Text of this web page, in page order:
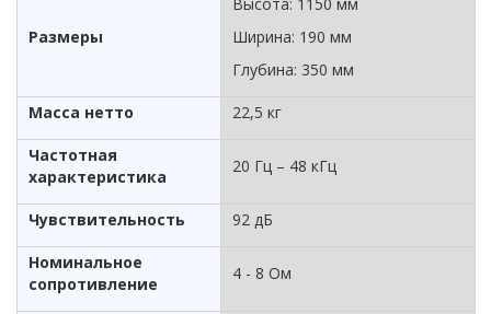
Размеры
Ширина: 190 мм
Глубина: 350 мм
Масса нетто 22,5 кг
Частотная
характеристика
20 Гц – 48 кГц
Чувствительность 92 дБ
Номинальное
сопротивление
4 - 8 Ом